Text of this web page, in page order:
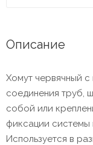
Описание
Хомут червячный с
соединения труб,
собой или
фиксации системы
Используется в